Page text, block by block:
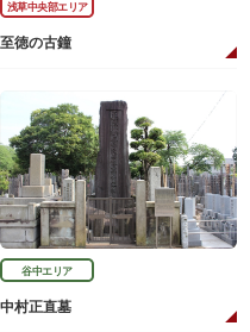
浅草中央部エリア
至徳の古鐘
谷中エリア
中村正直墓